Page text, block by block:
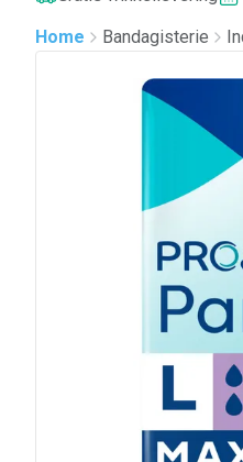
Home
Bandagisterie